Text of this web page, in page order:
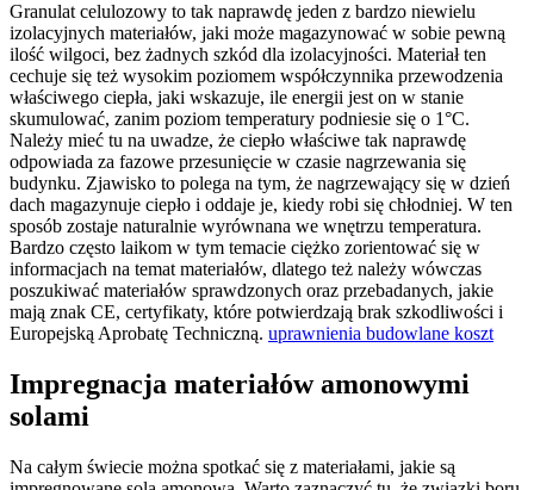
Granulat celulozowy to tak naprawdę jeden z bardzo niewielu
izolacyjnych materiałów, jaki może magazynować w sobie pewną
ilość wilgoci, bez żadnych szkód dla izolacyjności. Materiał ten
cechuje się też wysokim poziomem współczynnika przewodzenia
właściwego ciepła, jaki wskazuje, ile energii jest on w stanie
skumulować, zanim poziom temperatury podniesie się o 1°C.
Należy mieć tu na uwadze, że ciepło właściwe tak naprawdę
odpowiada za fazowe przesunięcie w czasie nagrzewania się
budynku. Zjawisko to polega na tym, że nagrzewający się w dzień
dach magazynuje ciepło i oddaje je, kiedy robi się chłodniej. W ten
sposób zostaje naturalnie wyrównana we wnętrzu temperatura.
Bardzo często laikom w tym temacie ciężko zorientować się w
informacjach na temat materiałów, dlatego też należy wówczas
poszukiwać materiałów sprawdzonych oraz przebadanych, jakie
mają znak CE, certyfikaty, które potwierdzają brak szkodliwości i
Europejską Aprobatę Techniczną. uprawnienia budowlane koszt
Impregnacja materiałów amonowymi
solami
Na całym świecie można spotkać się z materiałami, jakie są